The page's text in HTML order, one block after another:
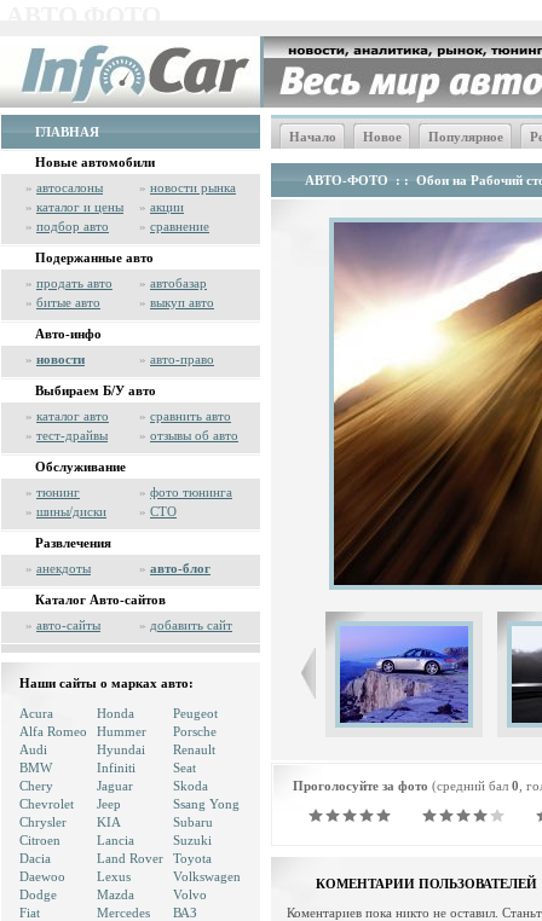
ГЛАВНАЯ
Новые автомобили
» автосалоны » новости рынка
» каталог и цены » акции
» подбор авто » сравнение
Подержанные авто
» продать авто » автобазар
» битые авто » выкуп авто
Авто-инфо
» новости » авто-право
Выбираем Б/У авто
» каталог авто » сравнить авто
» тест-драйвы » отзывы об авто
Обслуживание
» тюнинг » фото тюнинга
» шины/диски » СТО
Развлечения
» анекдоты » авто-блог
Каталог Авто-сайтов
» авто-сайты » добавить сайт
Наши сайты о марках авто:
Acura
Alfa Romeo
Audi
BMW
Chery
Chevrolet
Chrysler
Citroen
Dacia
Daewoo
Dodge
Fiat
Honda
Hummer
Hyundai
Infiniti
Jaguar
Jeep
KIA
Lancia
Land Rover
Lexus
Mazda
Mercedes
Peugeot
Porsche
Renault
Seat
Skoda
Ssang Yong
Subaru
Suzuki
Toyota
Volkswagen
Volvo
ВАЗ
Начало Новое Популярное
АВТО-ФОТО : : Обои на Рабочий
Проголосуйте за фото (средний бал 0 ,
КОМЕНТАРИИ ПОЛЬЗОВАТЕЛЕЙ
Коментариев пока никто не оставил.